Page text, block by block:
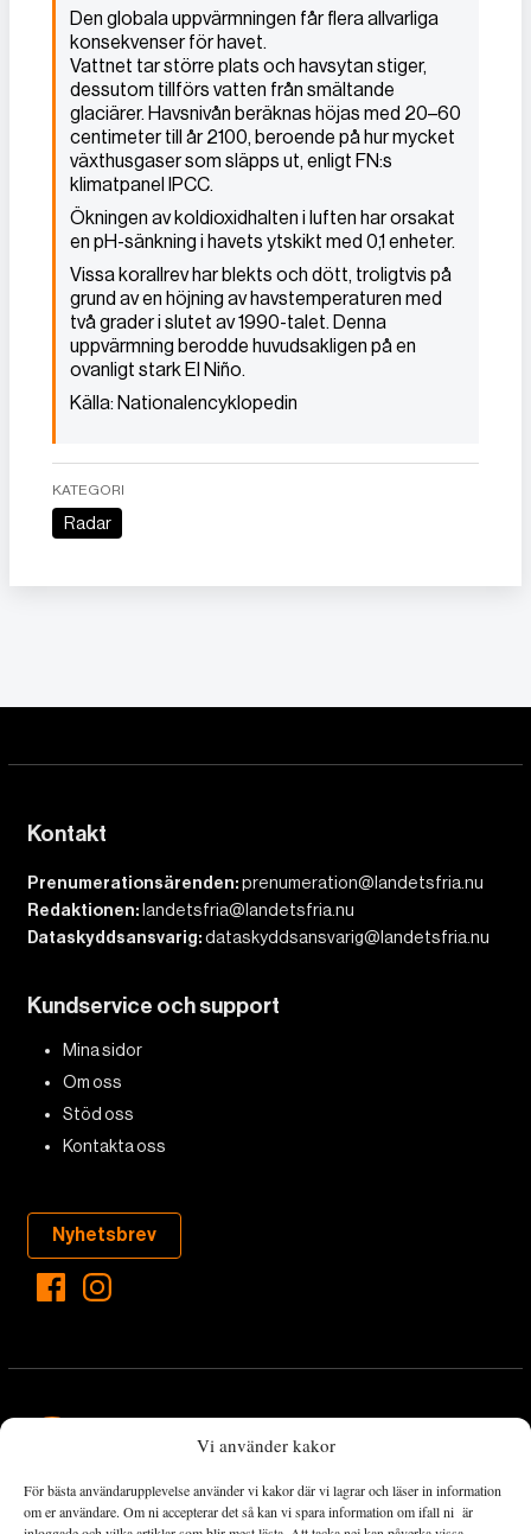
Vi använder kakor
För bästa användarupplevelse använder vi kakor där vi lagrar och läser in information
om er användare. Om ni accepterar det så kan vi spara information om ifall ni är
Den globala uppvärmningen får flera allvarliga
konsekvenser för havet.
Vattnet tar större plats och havsytan stiger,
dessutom tillförs vatten från smältande
glaciärer. Havsnivån beräknas höjas med 20–60
centimeter till år 2100, beroende på hur mycket
växthusgaser som släpps ut, enligt FN:s
klimatpanel IPCC.
Ökningen av koldioxidhalten i luften har orsakat
en pH-sänkning i havets ytskikt med 0,1 enheter.
Vissa korallrev har blekts och dött, troligtvis på
grund av en höjning av havstemperaturen med
två grader i slutet av 1990-talet. Denna
uppvärmning berodde huvudsakligen på en
ovanligt stark El Niño.
Källa: Nationalencyklopedin
KATEGORI
Radar
Kontakt
Prenumerationsärenden:prenumeration@landetsfria.nu
Redaktionen: landetsfria@landetsfria.nu
Dataskyddsansvarig:dataskyddsansvarig@landetsfria.nu
Kundservice och support
Mina sidor
Om oss
Stöd oss
Kontakta oss
Nyhetsbrev
Landets Fria Tidning är en nyhetstidning med bred bevakning av
det viktigaste som händer lokalt och globalt och med fokus på